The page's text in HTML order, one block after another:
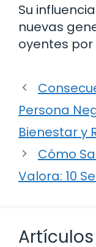
Su
nuevas
oyentes por
Persona
Bienestar y
Cómo
Valora: 10
Artículos